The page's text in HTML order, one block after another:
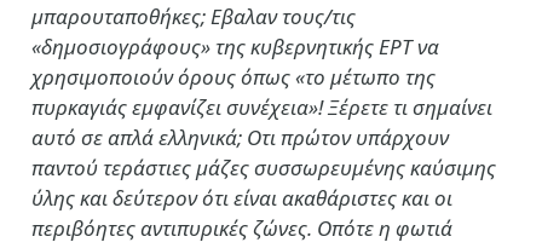
μπαρουταποθήκες; Εβαλαν τους/τις
«δημοσιογράφους» της κυβερνητικής ΕΡΤ να
χρησιμοποιούν όρους όπως «το μέτωπο της
πυρκαγιάς εμφανίζει συνέχεια»! Ξέρετε τι σημαίνει
αυτό σε απλά ελληνικά; Οτι πρώτον υπάρχουν
παντού τεράστιες μάζες συσσωρευμένης καύσιμης
ύλης και δεύτερον ότι είναι ακαθάριστες και οι
περιβόητες αντιπυρικές ζώνες. Οπότε η φωτιά